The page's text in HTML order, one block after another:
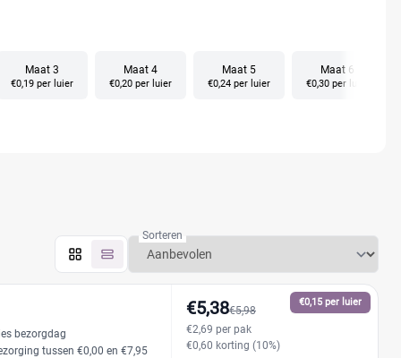
Maat 3
€0,19 per luier
Maat 4
€0,20 per luier
Maat 5
€0,24 per luier
Maat 6
€0,30 per luier
Sorteren
bezorgdag
tussen €0,00 en €7,95
€0,15 per luier
€5,38€5,98
€2,69 per pak
€0,60 korting (10%)